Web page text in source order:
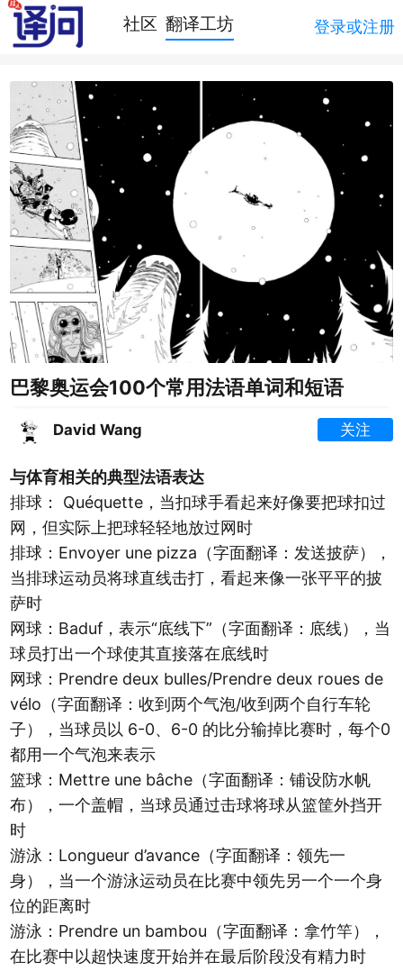
社区 翻译工坊 登录或注册
巴黎奥运会100个常用法语单词和短语
David Wang 关注
与体育相关的典型法语表达
排球： Quéquette，当扣球手看起来好像要把球扣过
网，但实际上把球轻轻地放过网时
排球：Envoyer une pizza（字面翻译：发送披萨），
当排球运动员将球直线击打，看起来像一张平平的披
萨时
网球：Baduf，表示“底线下”（字面翻译：底线），当
球员打出一个球使其直接落在底线时
网球：Prendre deux bulles/Prendre deux roues de
vélo（字面翻译：收到两个气泡/收到两个自行车轮
子），当球员以 6-0、6-0 的比分输掉比赛时，每个0
都用一个气泡来表示
篮球：Mettre une bâche（字面翻译：铺设防水帆
布），一个盖帽，当球员通过击球将球从篮筐外挡开
时
游泳：Longueur d’avance（字面翻译：领先一
身），当一个游泳运动员在比赛中领先另一个一个身
位的距离时
游泳：Prendre un bambou（字面翻译：拿竹竿），
在比赛中以超快速度开始并在最后阶段没有精力时